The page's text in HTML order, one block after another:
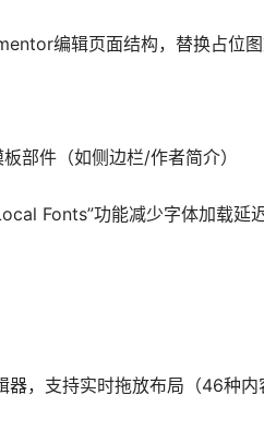
编辑页面结构，替换占位
部件（如侧边栏/作者简介）
Fonts”功能减少字体加载延
器，支持实时拖放布局（46种内